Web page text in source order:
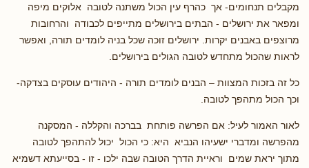
מקבלים תנחומים- אך כהרף עין הכול משתנה לטובה אלוקים מיפה
ומפאר את ירושלים - הבתים בירושלים מתייפים לכבודה והרחובות
מרוצפים באבנים יקרות. ירושלים זוכה שכל בניה לומדים תורה, ואפשר
לראות שהכול מתחדש לטובה הגולים בירושלים.
כל זה בזכות המצוות – הבנים לומדים תורה - היהודים עוסקים בצדקה-
וכך הכול מתהפך לטובה.
לאור האמור לעיל: אם הפרשה פותחת בברכה והקללה - המסקנה
מהפרשה ומדברי ישעיהו הנביא היא: כי הכול יכול להתהפך לטובה
מתוך יראת שמים וראיית הדרך הטובה שבה ילכו - זו - בסייעתא דשמיא